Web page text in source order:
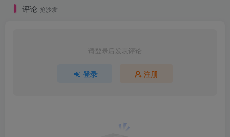
评论 抢沙发
请登录后发表评论
登录 注册